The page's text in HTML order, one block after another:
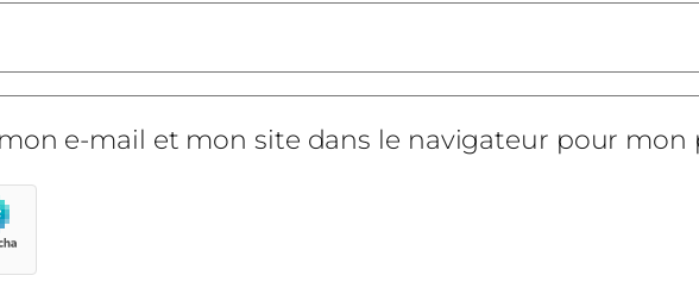
e-mail et mon site dans le navigateur pour